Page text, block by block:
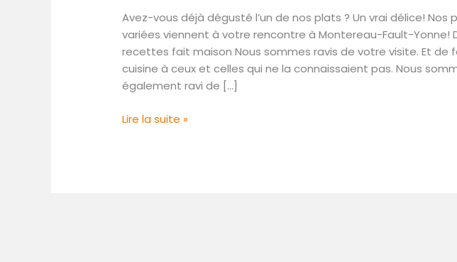
Avez-vous déjà dégusté l’un de nos plats ? Un vrai délice! Nos
variées viennent à votre rencontre à Montereau-Fault-Yonne!
recettes fait maison Nous sommes ravis de votre visite. Et de
cuisine à ceux et celles qui ne la connaissaient pas. Nous
également ravi de […]
l’un
de
nos
plats
?
Lire la suite »